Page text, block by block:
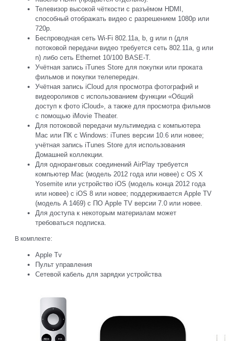
Телевизор высокой чёткости с разъёмом HDMI,
способный отображать видео с разрешением 1080p или
720p.
Беспроводная сеть Wi-Fi 802.11a, b, g или n (для
потоковой передачи видео требуется сеть 802.11a, g или
n) либо сеть Ethernet 10/100 BASE-T.
Учётная запись iTunes Store для покупки или проката
фильмов и покупки телепередач.
Учётная запись iCloud для просмотра фотографий и
видеороликов с использованием функции «Общий
доступ к фото iCloud», а также для просмотра фильмов
с помощью iMovie Theater.
Для потоковой передачи мультимедиа с компьютера
Mac или ПК с Windows: iTunes версии 10.6 или новее;
учётная запись iTunes Store для использования
Домашней коллекции.
Для одноранговых соединений AirPlay требуется
компьютер Mac (модель 2012 года или новее) с OS X
Yosemite или устройство iOS (модель конца 2012 года
или новее) с iOS 8 или новее; поддерживается Apple TV
(модель A 1469) с ПО Apple TV версии 7.0 или новее.
Для доступа к некоторым материалам может
требоваться подписка.
В комплекте:
Apple Tv
Пульт управления
Сетевой кабель для зарядки устройства